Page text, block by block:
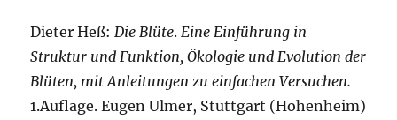
Dieter Heß: Die Blüte. Eine Einführung in
Struktur und Funktion, Ökologie und Evolution der
Blüten, mit Anleitungen zu einfachen Versuchen.
1.Auflage. Eugen Ulmer, Stuttgart (Hohenheim)